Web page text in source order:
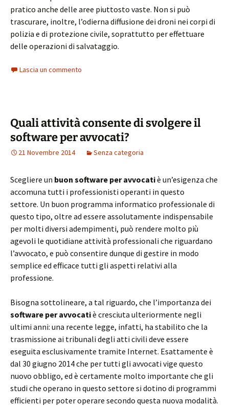
pratico anche delle aree piuttosto vaste. Non si può
trascurare, inoltre, l’odierna diffusione dei droni nei corpi di
polizia e di protezione civile, soprattutto per effettuare
delle operazioni di salvataggio.
Lascia un commento
Quali attività consente di svolgere il
software per avvocati?
21 Novembre 2014 Senza categoria
Scegliere un buon software per avvocatiè un’esigenza che
accomuna tutti i professionisti operanti in questo
settore. Un buon programma informatico professionale di
questo tipo, oltre ad essere assolutamente indispensabile
per molti diversi adempimenti, può rendere molto più
agevoli le quotidiane attività professionali che riguardano
l’avvocato, e può consentire dunque di gestire in modo
semplice ed efficace tutti gli aspetti relativi alla
professione.
Bisogna sottolineare, a tal riguardo, che l’importanza dei
software per avvocatiè cresciuta ulteriormente negli
ultimi anni: una recente legge, infatti, ha stabilito che la
trasmissione ai tribunali degli atti civili deve essere
eseguita esclusivamente tramite Internet. Esattamente è
dal 30 giugno 2014 che per tutti gli avvocati vige questo
nuovo obbligo, ed è certamente molto importante che gli
studi che operano in questo settore si dotino di programmi
efficienti per poter operare secondo questa nuova modalità.